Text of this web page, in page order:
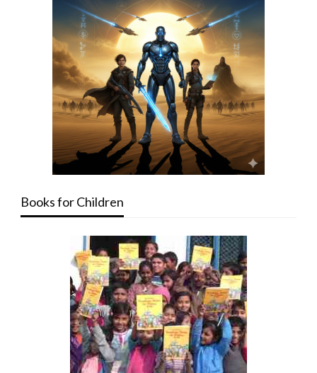
Books for Children